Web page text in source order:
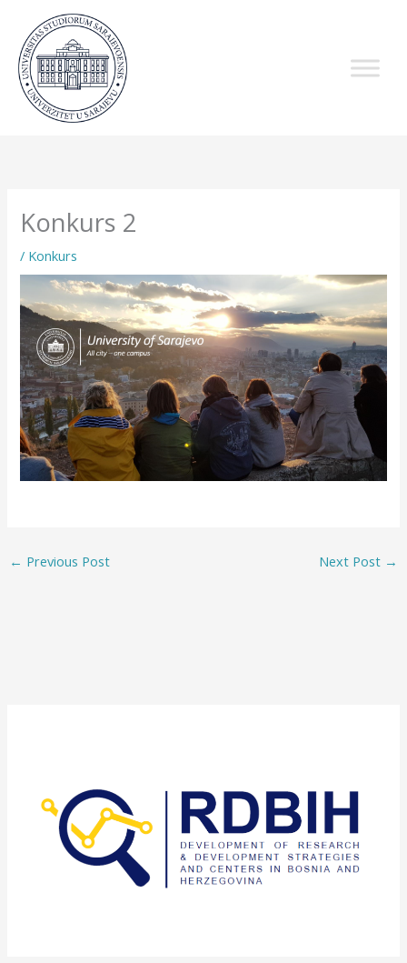
content
Konkurs 2
/ Konkurs
← Previous Post Next Post →